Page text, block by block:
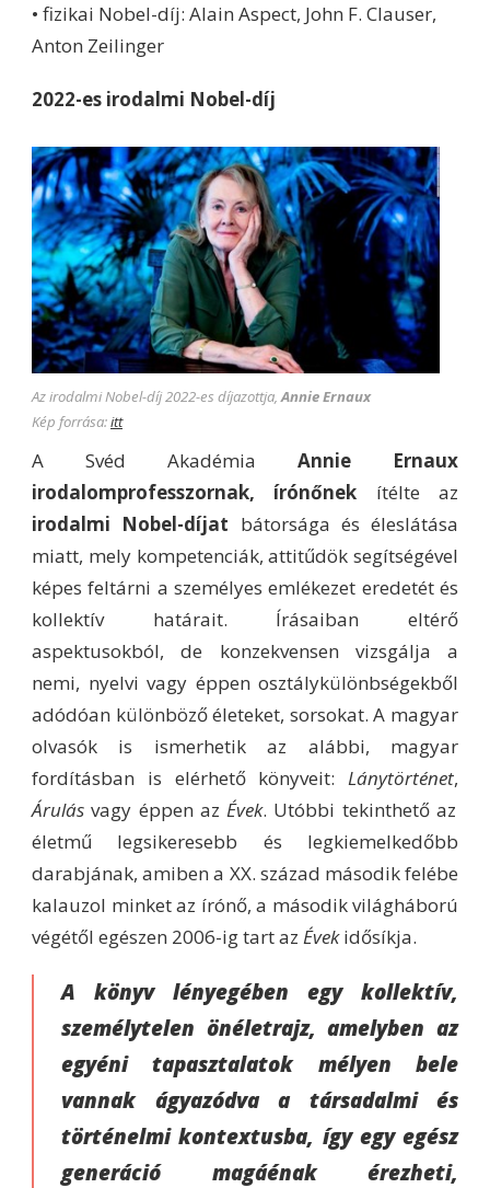
• fizikai Nobel-díj: Alain Aspect, John F. Clauser,
Anton Zeilinger
2022-es irodalmi Nobel-díj
Az irodalmi Nobel-díj 2022-es díjazottja,Annie Ernaux
Kép forrása:itt
A Svéd Akadémia Annie Ernaux
irodalomprofesszornak, írónőnek ítélte az
irodalmi Nobel-díjat bátorsága és éleslátása
miatt, mely kompetenciák, attitűdök segítségével
képes feltárni a személyes emlékezet eredetét és
kollektív határait. Írásaiban eltérő
aspektusokból, de konzekvensen vizsgálja a
nemi, nyelvi vagy éppen osztálykülönbségekből
adódóan különböző életeket, sorsokat. A magyar
olvasók is ismerhetik az alábbi, magyar
fordításban is elérhető könyveit: Lánytörténet,
Árulás vagy éppen az Évek. Utóbbi tekinthető az
életmű legsikeresebb és legkiemelkedőbb
darabjának, amiben a XX. század második felébe
kalauzol minket az írónő, a második világháború
végétől egészen 2006-ig tart az Évekidősíkja.
A könyv lényegében egy kollektív,
személytelen önéletrajz, amelyben az
egyéni tapasztalatok mélyen bele
vannak ágyazódva a társadalmi és
történelmi kontextusba, így egy egész
generáció magáénak érezheti,